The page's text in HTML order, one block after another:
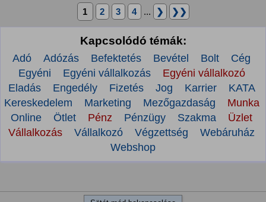
1 2 3 4 ... ❯ ❯❯
Kapcsolódó témák:
Adó Adózás Befektetés Bevétel Bolt
Cég
Egyéni
Egyéni vállalkozás
Egyéni vállalkozó
Eladás
Engedély Fizetés Jog Karrier
KATA
Kereskedelem
Marketing Mezőgazdaság
Munka
Online
Ötlet Pénz Pénzügy Szakma
Üzlet
Vállalkozás
Vállalkozó Végzettség
Webáruház
Webshop